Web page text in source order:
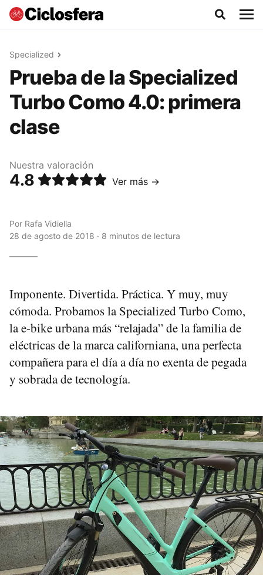
Specialized
Prueba de la Specialized
Turbo Como 4.0: primera
clase
Nuestra valoración
4.8 Ver más →
Por Rafa Vidiella
28 de agosto de 2018 · 8 minutos de lectura
Imponente. Divertida. Práctica. Y muy, muy
cómoda. Probamos la Specialized Turbo Como,
la e-bike urbana más “relajada” de la familia de
eléctricas de la marca californiana, una perfecta
compañera para el día a día no exenta de pegada
y sobrada de tecnología.